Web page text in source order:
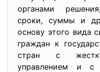
органами
сроки, суммы и
основу этого вида
граждан к
стран с
управлением и с